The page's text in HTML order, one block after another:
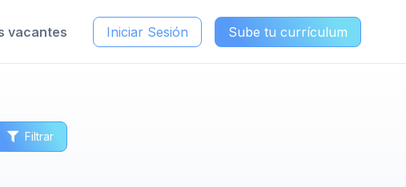
vacantes Iniciar Sesión Sube tu currículum
Filtrar